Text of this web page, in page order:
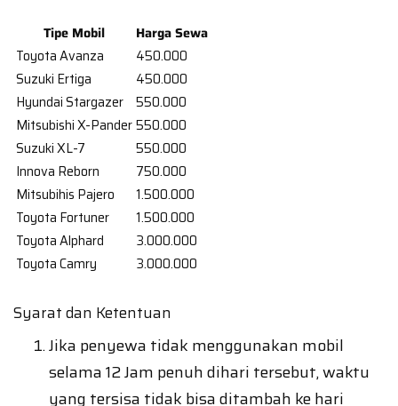
Tipe Mobil
Harga Sewa
Toyota Avanza
450.000
Suzuki Ertiga
450.000
Hyundai Stargazer
550.000
Mitsubishi X-Pander550.000
Suzuki XL-7
550.000
Innova Reborn
750.000
Mitsubihis Pajero
1.500.000
Toyota Fortuner
1.500.000
Toyota Alphard
3.000.000
Toyota Camry
3.000.000
Syarat dan Ketentuan
Jika penyewa tidak menggunakan mobil
selama 12 Jam penuh dihari tersebut, waktu
yang tersisa tidak bisa ditambah ke hari